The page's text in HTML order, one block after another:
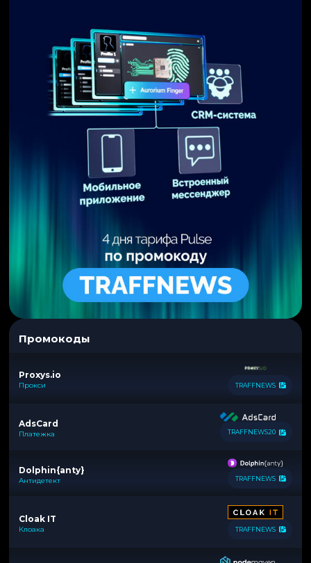
Промокоды
Proxys.io
Прокси TRAFFNEWS
AdsCard
Платежка TRAFFNEWS20
Dolphin{anty}
Антидетект TRAFFNEWS
Cloak IT
Клоака TRAFFNEWS